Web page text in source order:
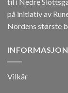
på initiativ av
Nordens største
INFORMASJON
Vilkår